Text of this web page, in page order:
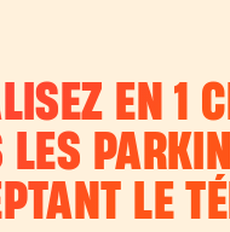
EN 1
LES
LE